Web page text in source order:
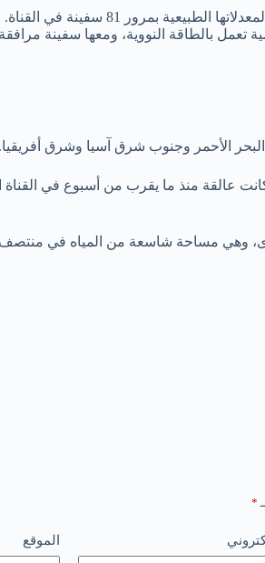
فيما أعلنت هيئة قناة
بالطاقة النووية، ومعها سفينة
الأحمر وجنوب شرق آسيا وشرق أفريقيا.
عالقة منذ ما يقرب من أسبوع في
وهي مساحة شاسعة من المياه في منتصف
*
الموقع